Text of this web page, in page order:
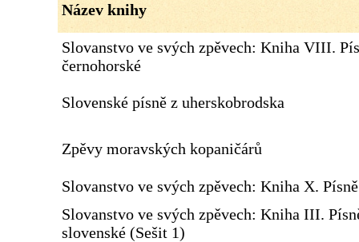
Název knihy
Slovanstvo ve svých zpěvech: Kniha VIII.
černohorské
Slovenské písně z uherskobrodska
Zpěvy moravských kopaničárů
Slovanstvo ve svých zpěvech: Kniha X.
Slovanstvo ve svých zpěvech: Kniha III.
slovenské (Sešit 1)